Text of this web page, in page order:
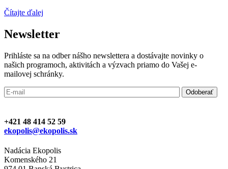
Čítajte ďalej
Newsletter
Prihláste sa na odber nášho newslettera a dostávajte novinky o
našich programoch, aktivitách a výzvach priamo do Vašej e-
mailovej schránky.
+421 48 414 52 59
ekopolis@ekopolis.sk
Nadácia Ekopolis
Komenského 21